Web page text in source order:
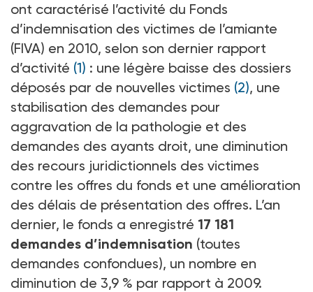
ont caractérisé l’activité du Fonds
d’indemnisation des victimes de l’amiante
(FIVA) en 2010, selon son dernier rapport
d’activité (1) : une légère baisse des dossiers
déposés par de nouvelles victimes (2), une
stabilisation des demandes pour
aggravation de la pathologie et des
demandes des ayants droit, une diminution
des recours juridictionnels des victimes
contre les offres du fonds et une amélioration
des délais de présentation des offres. L’an
dernier, le fonds a enregistré 17 181
demandes d’indemnisation (toutes
demandes confondues), un nombre en
diminution de 3,9 % par rapport à 2009.